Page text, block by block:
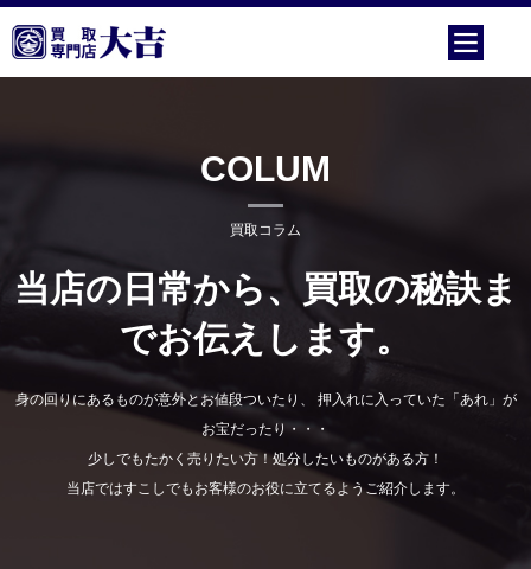
COLUM
買取コラム
当店の日常から、買取の秘訣ま
でお伝えします。
身の回りにあるものが意外とお値段ついたり、 押入れに入っていた「あれ」が
お宝だったり・・・
少しでもたかく売りたい方！処分したいものがある方！
当店ではすこしでもお客様のお役に立てるようご紹介します。